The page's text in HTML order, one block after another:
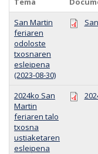
San Martin
feriaren
odoloste
txosnaren
esleipena
(2023-08-30)
2024ko San
Martin
feriaren talo
txosna
ustiaketaren
esleipena